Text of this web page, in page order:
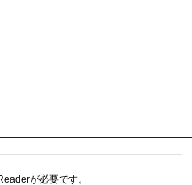
が必要です。